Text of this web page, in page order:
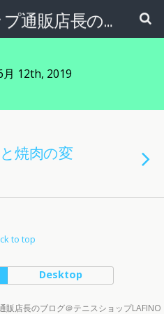
テニスショップ通販店長のブログ＠テニスショップLAFINO 西山克久
月 12th, 2019
焼肉の変
to top
Desktop
店長のブログ＠テニスショップLAFINO